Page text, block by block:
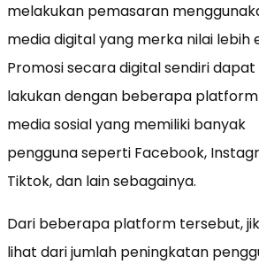
melakukan pemasaran
media digital yang merka nilai lebih
Promosi secara digital sendiri
lakukan dengan beberapa
media sosial yang memiliki banyak
pengguna seperti Facebook,
Tiktok, dan lain sebagainya.
Dari beberapa platform tersebut,
lihat dari jumlah peningkatan